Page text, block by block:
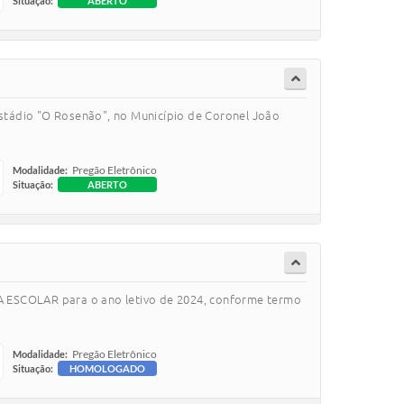
"O Rosenão", no Município de Coronel João
Modalidade: Pregão Eletrônico
Situação: ABERTO
ESCOLAR para o ano letivo de 2024, conforme termo
Modalidade: Pregão Eletrônico
Situação: HOMOLOGADO